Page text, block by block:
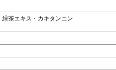
茶エキス・カキタンニン